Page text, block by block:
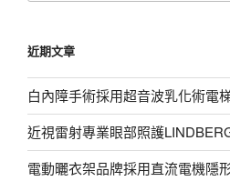
字:
近期文章
白內障手術採用超音波乳化術電
近視雷射專業眼部照護
電動曬衣架品牌採用直流電機隱